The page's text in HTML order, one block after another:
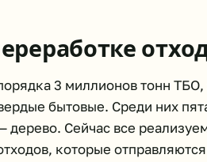
3 миллионов тонн ТБО,
бытовые. Среди них
дерево. Сейчас все
которые